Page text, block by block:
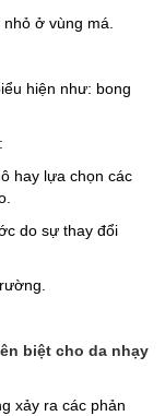
ở vùng má.
hiện như: bong
hay lựa chọn các
do sự thay đổi
biệt cho da nhạy
xảy ra các phản